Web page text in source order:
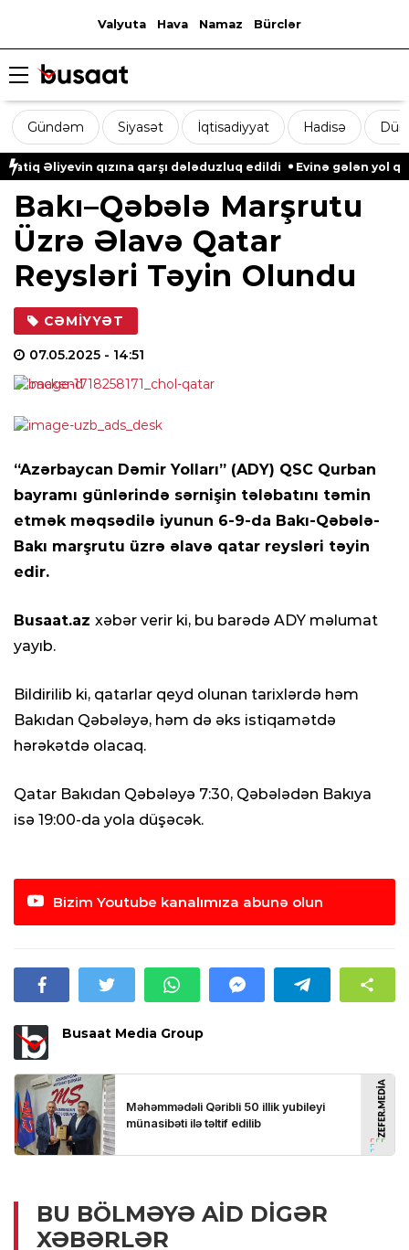
Valyuta Hava Namaz Bürclər
Gündəm Siyasət İqtisadiyyat Hadisə
qızına qarşı dələduzluq edildi Evinə gələn yol
Bakı–Qəbələ Marşrutu
Üzrə Əlavə Qatar
Reysləri Təyin Olundu
CƏMIYYƏT
07.05.2025 - 14:51
“Azərbaycan Dəmir Yolları” (ADY) QSC Qurban
bayramı günlərində sərnişin tələbatını təmin
etmək məqsədilə iyunun 6-9-da Bakı-Qəbələ-
Bakı marşrutu üzrə əlavə qatar reysləri təyin
edir.
Busaat.az xəbər verir ki, bu barədə ADY məlumat
yayıb.
Bildirilib ki, qatarlar qeyd olunan tarixlərdə həm
Bakıdan Qəbələyə, həm də əks istiqamətdə
hərəkətdə olacaq.
Qatar Bakıdan Qəbələyə 7:30, Qəbələdən Bakıya
isə 19:00-da yola düşəcək.
Bizim Youtube kanalımıza abunə olun
Busaat Media Group
BU BÖLMƏYƏ AID DIGƏR
XƏBƏRLƏR